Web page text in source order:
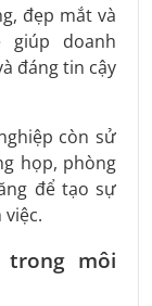
đẹp mắt và
giúp doanh
đáng tin cậy
còn sử
họp, phòng
để tạo sự
trong môi